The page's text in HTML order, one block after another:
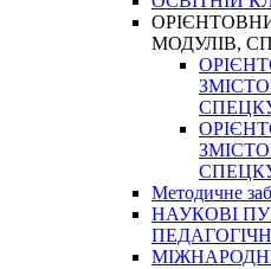
МОДУЛІВ,
Методичне
НАУКОВІ